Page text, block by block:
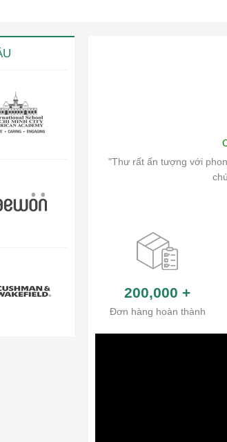
"Thư rất ấn tượng với
200,000 +
Đơn hàng hoàn thành